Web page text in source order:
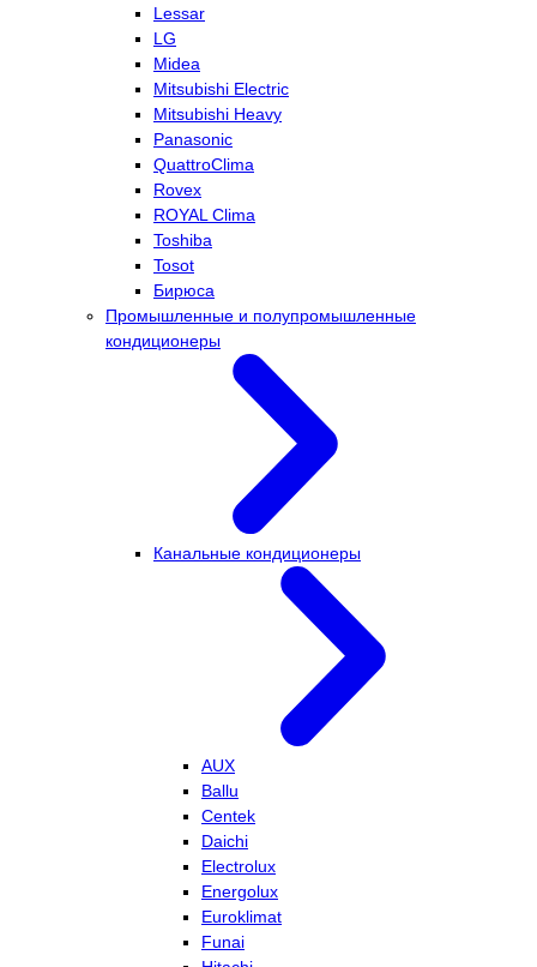
Lessar
LG
Midea
Mitsubishi Electric
Mitsubishi Heavy
Panasonic
QuattroClima
Rovex
ROYAL Clima
Toshiba
Tosot
Бирюса
Промышленные и полупромышленные
кондиционеры
Канальные кондиционеры
AUX
Ballu
Centek
Daichi
Electrolux
Energolux
Euroklimat
Funai